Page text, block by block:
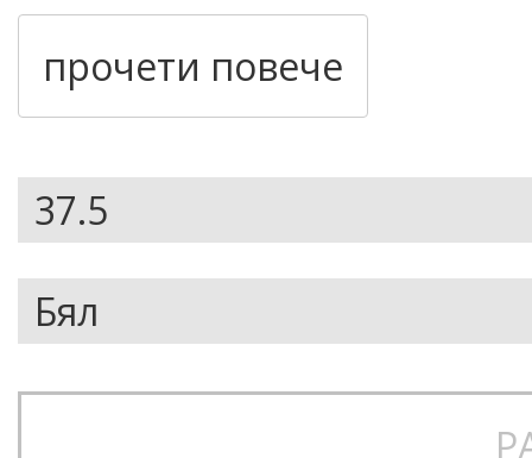
- дишаща мрежа от вътрешната страна на обувката
прочети повече